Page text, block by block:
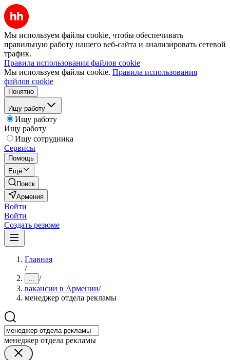
Мы используем файлы cookie, чтобы обеспечивать
правильную работу нашего веб-сайта и анализировать сетевой
трафик.
Правила использования файлов cookie
Мы используем файлы cookie. Правила использования
файлов cookie
Понятно
Ищу работу
Ищу работу
Ищу работу
Ищу сотрудника
Сервисы
Помощь
Ещё
Поиск
Армения
Войти
Войти
Создать резюме
Главная
/
... /
вакансии в Армении/
менеджер отдела рекламы
менеджер отдела рекламы